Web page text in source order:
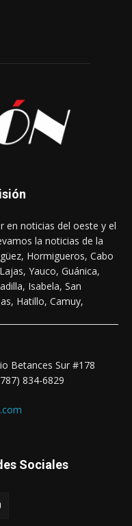
en noticias del oeste y el
la noticias de la
Hormigueros, Cabo
Yauco, Guánica,
Isabela, San
Hatillo, Camuy,
Betances Sur #178
834-6829
Sociales